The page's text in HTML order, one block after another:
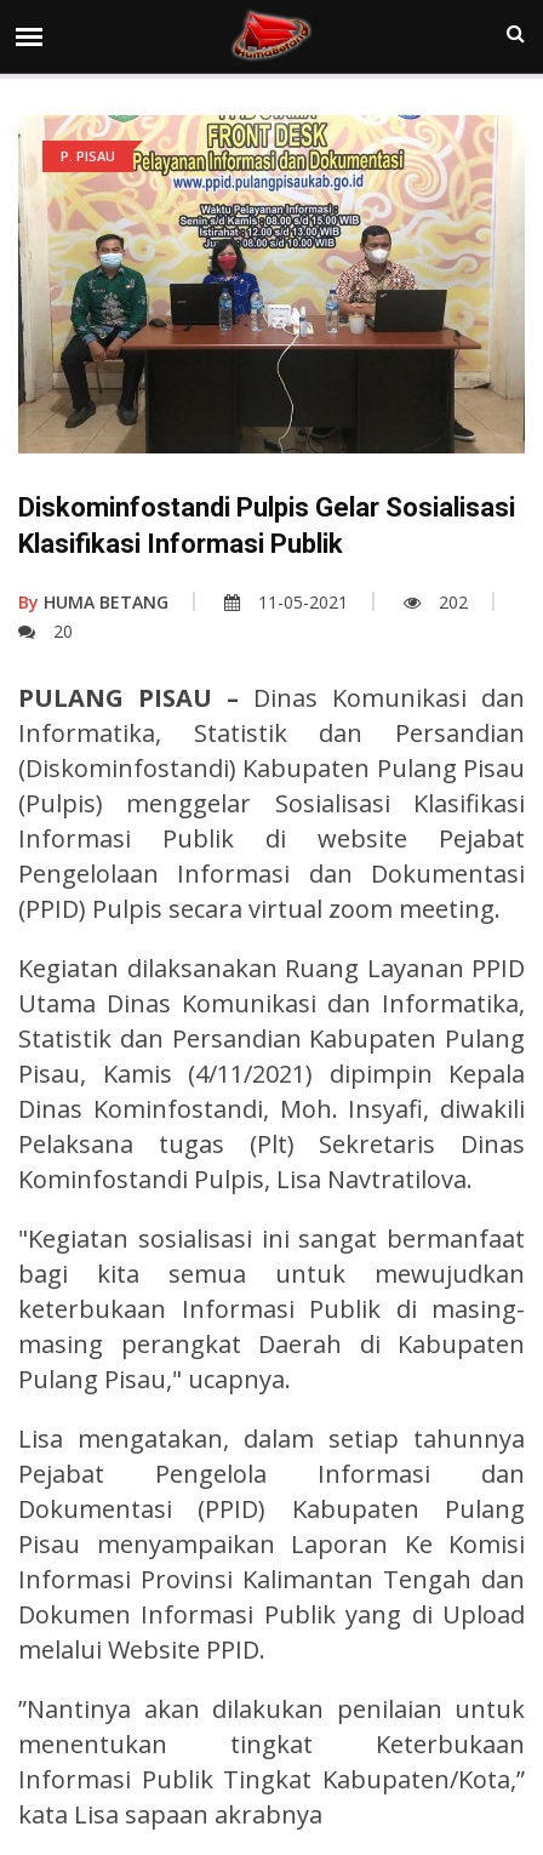
P. PISAU
Diskominfostandi Pulpis Gelar Sosialisasi
Klasifikasi Informasi Publik
By HUMA BETANG 11-05-2021
202
20
PULANG PISAU – Dinas Komunikasi dan
Informatika, Statistik dan Persandian
(Diskominfostandi) Kabupaten Pulang Pisau
(Pulpis) menggelar Sosialisasi Klasifikasi
Informasi Publik di website Pejabat
Pengelolaan Informasi dan Dokumentasi
(PPID) Pulpis secara virtual zoom meeting.
Kegiatan dilaksanakan Ruang Layanan PPID
Utama Dinas Komunikasi dan Informatika,
Statistik dan Persandian Kabupaten Pulang
Pisau, Kamis (4/11/2021) dipimpin Kepala
Dinas Kominfostandi, Moh. Insyafi, diwakili
Pelaksana tugas (Plt) Sekretaris Dinas
Kominfostandi Pulpis, Lisa Navtratilova.
"Kegiatan sosialisasi ini sangat bermanfaat
bagi kita semua untuk mewujudkan
keterbukaan Informasi Publik di masing-
masing perangkat Daerah di Kabupaten
Pulang Pisau," ucapnya.
Lisa mengatakan, dalam setiap tahunnya
Pejabat Pengelola Informasi dan
Dokumentasi (PPID) Kabupaten Pulang
Pisau menyampaikan Laporan Ke Komisi
Informasi Provinsi Kalimantan Tengah dan
Dokumen Informasi Publik yang di Upload
melalui Website PPID.
”Nantinya akan dilakukan penilaian untuk
menentukan tingkat Keterbukaan
Informasi Publik Tingkat Kabupaten/Kota,”
kata Lisa sapaan akrabnya